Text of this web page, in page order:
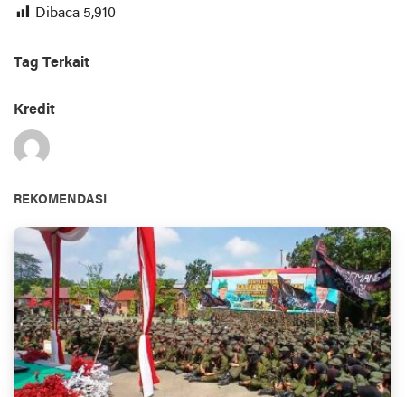
Dibaca 5,910
Tag Terkait
Kredit
REKOMENDASI